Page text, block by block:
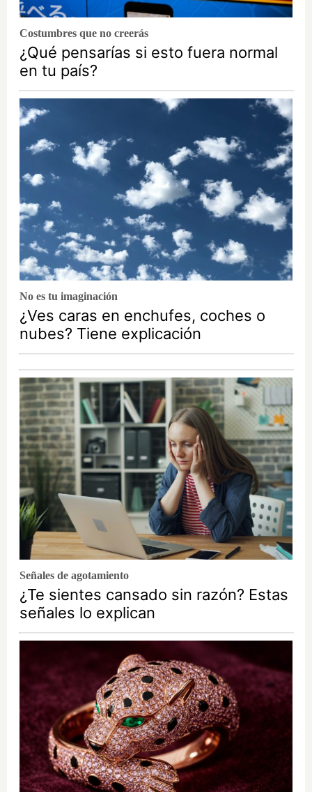
Costumbres que no creerás
¿Qué pensarías si esto fuera normal
en tu país?
No es tu imaginación
¿Ves caras en enchufes, coches o
nubes? Tiene explicación
Señales de agotamiento
¿Te sientes cansado sin razón? Estas
señales lo explican